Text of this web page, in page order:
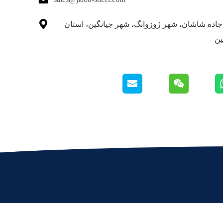

155 جاده شاشان، شهر ژوزوانگ، شهر جیانگین، استان